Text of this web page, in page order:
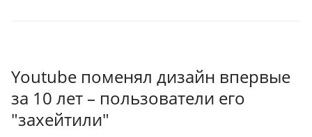
Youtube поменял дизайн впервые
за 10 лет – пользователи его
"захейтили"